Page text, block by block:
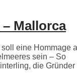
Mallorca
eine Hommage
sein – So
die Gründer